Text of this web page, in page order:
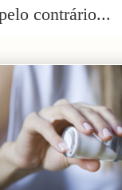
contrário...